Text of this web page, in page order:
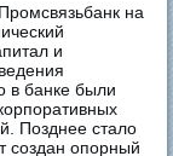
на
и
в банке были
Позднее стало
создан опорный